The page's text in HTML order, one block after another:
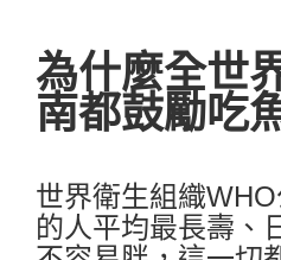
Larger
Image
為什麼全世
南都鼓勵吃
世界衛生組織
的人平均最長壽、